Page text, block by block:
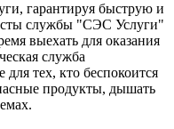
гарантируя быструю и
службы "СЭС Услуги"
выехать для оказания
служба
тех, кто беспокоится
продукты, дышать